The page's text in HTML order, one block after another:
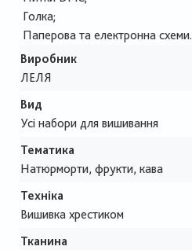
Голка;
Паперова та електронна схеми.
Виробник
ЛЕЛЯ
Вид
Усі набори для вишивання
Тематика
Натюрморти, фрукти, кава
Техніка
Вишивка хрестиком
Тканина